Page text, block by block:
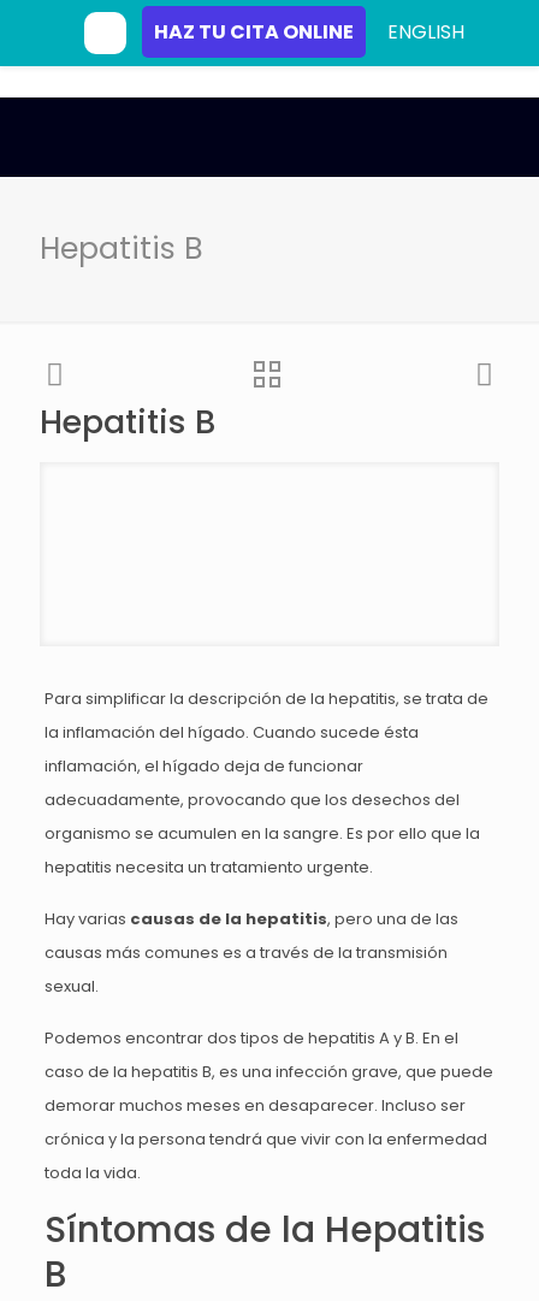
Hepatitis B
Hepatitis B
Para simplificar la descripción de la hepatitis, se trata de
la inflamación del hígado. Cuando sucede ésta
inflamación, el hígado deja de funcionar
adecuadamente, provocando que los desechos del
organismo se acumulen en la sangre. Es por ello que la
hepatitis necesita un tratamiento urgente.
Hay varias causas de la hepatitis, pero una de las
causas más comunes es a través de la transmisión
sexual.
Podemos encontrar dos tipos de hepatitis A y B. En el
caso de la hepatitis B, es una infección grave, que puede
demorar muchos meses en desaparecer. Incluso ser
crónica y la persona tendrá que vivir con la enfermedad
toda la vida.
Síntomas de la Hepatitis
B
HAZ TU CITA ONLINE ENGLISH